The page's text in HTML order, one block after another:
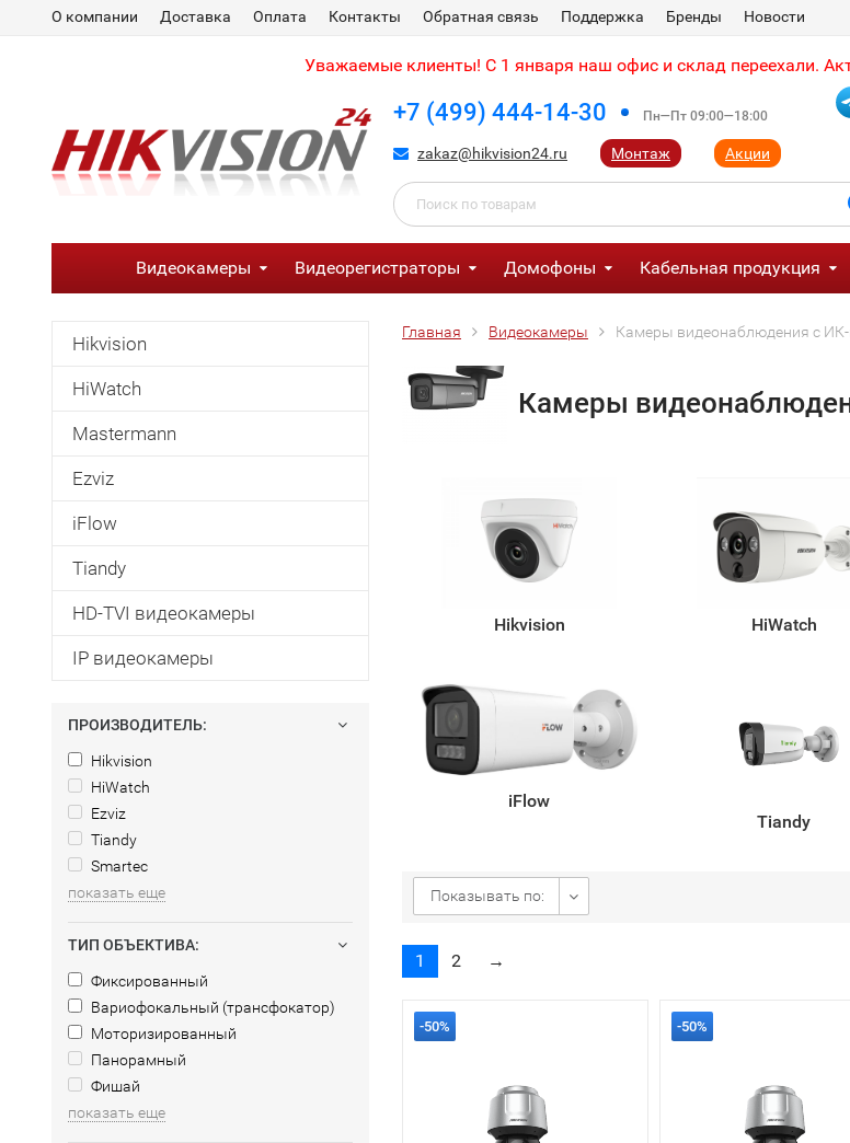
О компании Доставка Оплата Контакты Обратная связь Поддержка Бренды Новости
Уважаемые клиенты! С 1 января наш офис и склад переехали.
+7 (499) 444-14-30 Пн—Пт 09:00—18:00
zakaz@hikvision24.ru Монтаж Акции
Видеокамеры Видеорегистраторы Домофоны Кабельная продукция
Hikvision
HiWatch
Mastermann
Ezviz
iFlow
Tiandy
HD-TVI видеокамеры
IP видеокамеры
ПРОИЗВОДИТЕЛЬ:
Hikvision
HiWatch
Ezviz
Tiandy
Smartec
показать еще
ТИП ОБЪЕКТИВА:
Фиксированный
Вариофокальный (трансфокатор)
Моторизированный
Панорамный
Фишай
показать еще
Главная Видеокамеры Камеры видеонаблюдения с ИК-
Камеры
Hikvision HiWatch
iFlow
Tiandy
Показывать по:
1 2 →
-50% -50%